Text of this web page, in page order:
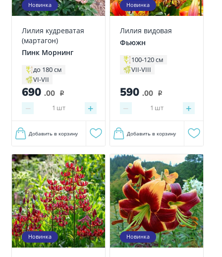
Новинка
Лилия кудреватая
(мартагон)
Пинк Морнинг
до 180 см
VI-VII
690 .00 i
− +
1 шт
Добавить в корзину
Новинка
Лилия видовая
Фьюжн
100-120 см
VII-VIII
590 .00 i
− +
1 шт
Добавить в корзину
Новинка Новинка